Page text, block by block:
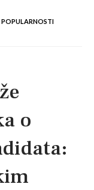
POPULARNOSTI
o